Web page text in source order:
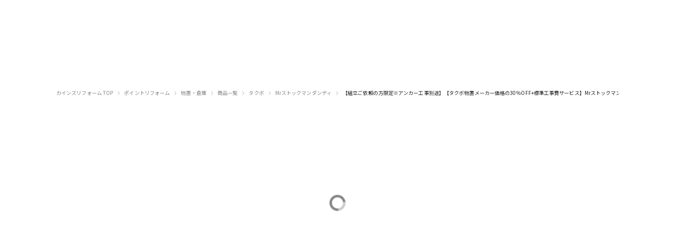
カインズリフォーム TOP › ポイントリフォーム › 物置・倉庫 › 商品一覧 › タクボ › Mrストックマンダンディ › 【組立ご依頼の方限定※アンカー工事別途】【タクボ物置メーカー価格の30％OFF+標準工事費サービス】MrストックマンダンディND-S3222Y